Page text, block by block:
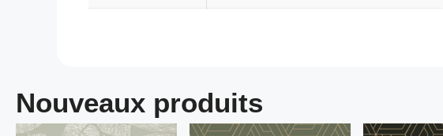
Nouveaux produits